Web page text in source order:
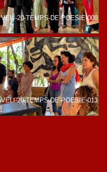
VELI-20-TEMPS-DE-POESIE-008
VELI-20-TEMPS-DE-POESIE-013